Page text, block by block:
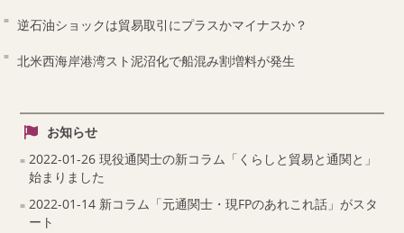
逆石油ショックは貿易取引にプラスかマイナスか？
北米西海岸港湾スト泥沼化で船混み割増料が発生
お知らせ
2022-01-26 現役通関士の新コラム「くらしと貿易と通関と」
始まりました
2022-01-14 新コラム「元通関士・現FPのあれこれ話」がスタ
ート